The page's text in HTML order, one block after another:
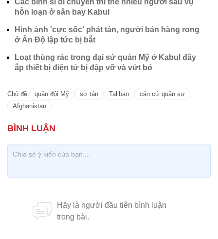
hỗn loạn ở sân bay Kabul
Hình ảnh 'cực sốc' phát tán, người bán hàng rong
ở Ấn Độ lập tức bị bắt
Loạt thùng rác trong đại sứ quán Mỹ ở Kabul đầy
ắp thiết bị điện tử bị đập vỡ và vứt bỏ
Chủ đề: quân đội Mỹ sơ tán Taliban
căn cứ quân sự
Afghanistan